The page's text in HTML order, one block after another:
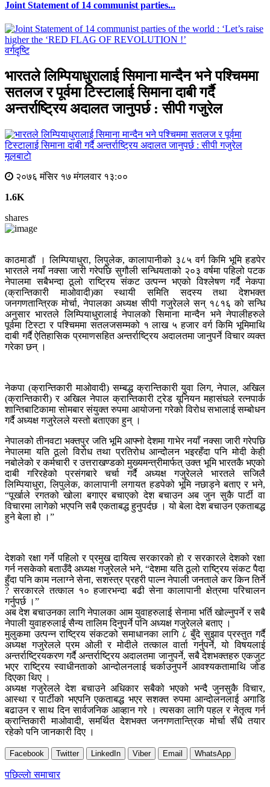
Joint Statement of 14 communist parties...
वर्गदृष्टि
भारतले लिम्पियाधुरालाई सिमाना मान्दैन भने पश्चिममा
सतलज र पूर्वमा टिस्टालाई सिमाना दाबी गर्दै
अन्तर्राष्ट्रिय अदालत जानुपर्छ : सीपी गजुरेल
मूलबाटाे
२०७६ मंसिर १७ मंगलवार १३:००
1.6K
shares
काठमाडौं । लिम्पियाधुरा, लिपुलेक, कालापानीको ३८५ वर्ग किमि भूमि हडपेर
भारतले नयाँ नक्सा जारी गरेपछि सुगौली सन्धियताको २०३ वर्षमा पहिलो पटक
नेपालमा सबैभन्दा ठूलो राष्ट्रिय संकट उत्पन्न भएको विश्लेषण गर्दै नेकपा
(क्रान्तिकारी माओवादी)का स्थायी समिति सदस्य तथा देशभक्त
जनगणतान्त्रिक मोर्चा, नेपालका अध्यक्ष सीपी गजुरेलले सन् १८१६ को सन्धि
अनुसार भारतले लिम्पियाधुरालाई नेपालको सिमाना मान्दैन भने नेपालीहरुले
पूर्वमा टिस्टा र पश्चिममा सतलजसम्मको १ लाख ५ हजार वर्ग किमि भूमिमाथि
दाबी गर्दै ऐतिहासिक प्रमाणसहित अन्तर्राष्ट्रिय अदालतमा जानुपर्ने विचार व्यक्त
गरेका छन् ।
नेकपा (क्रान्तिकारी माओवादी) सम्बद्ध क्रान्तिकारी युवा लिग, नेपाल, अखिल
(क्रान्तिकारी) र अखिल नेपाल क्रान्तिकारी ट्रेड यूनियन महासंघले रत्नपार्क
शान्तिबाटिकामा सोमबार संयुक्त रुपमा आयोजना गरेको विरोध सभालाई सम्बोधन
गर्दै अध्यक्ष गजुरेलले यस्तो बताएका हुन् ।
नेपालको तीनवटा भक्तपुर जति भूमि आफ्नो देशमा गाभेर नयाँ नक्सा जारी गरेपछि
नेपालमा यति ठूलो विरोध तथा प्रतिरोध आन्दोेलन भइरहँदा पनि मोदी केही
नबोलेको र कर्मचारी र उत्तराखण्डको मुख्यमन्त्रीमार्फत् उक्त भूमि भारतकै भएको
दाबी गरिरहेको प्रसंगबारे चर्चा गर्दै अध्यक्ष गजुरेलले भारतले सजिलै
लिम्पियाधुरा, लिपुलेक, कालापानी लगायत हडपेको भूमि नछाड्ने बताए र भने,
“पूर्खाले रगतको खोला बगाएर बचाएको देश बचाउन अब जुन सुकै पार्टी वा
विचारमा लागेको भएपनि सबै एकताबद्ध हुनुपर्दछ । यो बेला देश बचाउन एकताबद्ध
हुने बेला हो ।”
देशको रक्षा गर्ने पहिलो र प्रमुख दायित्व सरकारको हो र सरकारले देशको रक्षा
गर्न नसकेको बताउँदै अध्यक्ष गजुरेलले भने, “देशमा यति ठूलो राष्ट्रिय संकट पैदा
हुँदा पनि काम नलाग्ने सेना, सशस्त्र प्रहरी पाल्न नेपाली जनताले कर किन तिर्ने
? सरकारले तत्काल १० हजारभन्दा बढी सेना कालापानी क्षेत्रमा परिचालन
गर्नुपर्छ ।”
अब देश बचाउनका लागि नेपालका आम युवाहरुलाई सेनामा भर्ति खोल्नुपर्ने र सबै
नेपाली युवाहरुलाई सैन्य तालिम दिनुपर्ने पनि अध्यक्ष गजुरेलले बताए ।
मुलुकमा उत्पन्न राष्ट्रिय संकटको समाधानका लागि ८ बुँदे सुझाव प्रस्तुत गर्दै
अध्यक्ष गजुरेलले प्रम ओली र मोदीले तत्काल वार्ता गर्नुपर्ने, यो विषयलाई
अन्तर्राष्ट्रियकरण गर्दै अन्तर्राष्ट्रिय अदालतमा जानुपर्ने, सबै देशभक्तहरु एकजुट
भएर राष्ट्रिय स्वाधीनताको आन्दोलनलाई चर्काउनुपर्ने आवश्यकतामाथि जोड
दिएका थिए ।
अध्यक्ष गजुरेलले देश बचाउने अधिकार सबैको भएको भन्दै जुनसुकै विचार,
आस्था र पार्टीको भएपनि एकताबद्ध भएर सशक्त रुपमा आन्दोलनलाई अगाडि
बढाउन र साथ दिन सार्वजनिक आव्हान गरे । त्यसका लागि पहल र नेतृत्व गर्न
क्रान्तिकारी माओवादी, समर्थित देशभक्त जनगणतान्त्रिक मोर्चा सँधै तयार
रहेको पनि जानकारी दिए ।
Facebook Twitter LinkedIn Viber Email WhatsApp
Post
पछिल्लाे समाचार